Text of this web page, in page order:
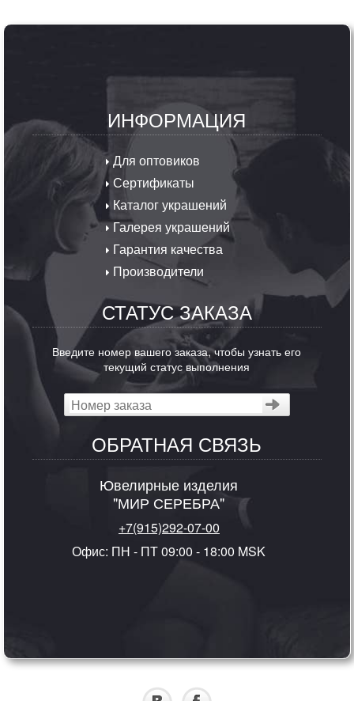
ИНФОРМАЦИЯ
Для оптовиков
Сертификаты
Каталог украшений
Галерея украшений
Гарантия качества
Производители
СТАТУС ЗАКАЗА
Введите номер вашего заказа, чтобы узнать его
текущий статус выполнения
ОБРАТНАЯ СВЯЗЬ
Ювелирные изделия
"МИР СЕРЕБРА"
+7(915)292-07-00
Офис: ПН - ПТ 09:00 - 18:00 MSK